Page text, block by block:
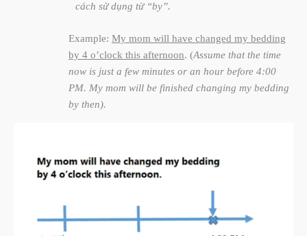
cách sử dụng từ “by”.
Example: My mom will have changed my bedding
by 4 o’clock this afternoon. (Assume that the time
now is just a few minutes or an hour before 4:00
PM. My mom will be finished changing my bedding
by then).